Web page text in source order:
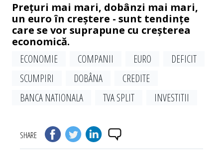
Prețuri mai mari, dobânzi mai mari,
un euro în creștere - sunt tendințe
care se vor suprapune cu creșterea
economică.
ECONOMIE
COMPANII EURO
DEFICIT
SCUMPIRI
DOBÂNA
CREDITE
BANCA NATIONALA
TVA SPLIT INVESTITII
SHARE